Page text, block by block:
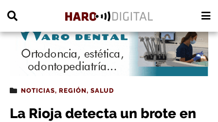
NOTICIAS, REGIÓN, SALUD
La Rioja detecta un brote en